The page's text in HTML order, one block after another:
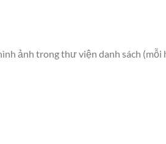
ảnh trong thư viện danh sách (mỗi